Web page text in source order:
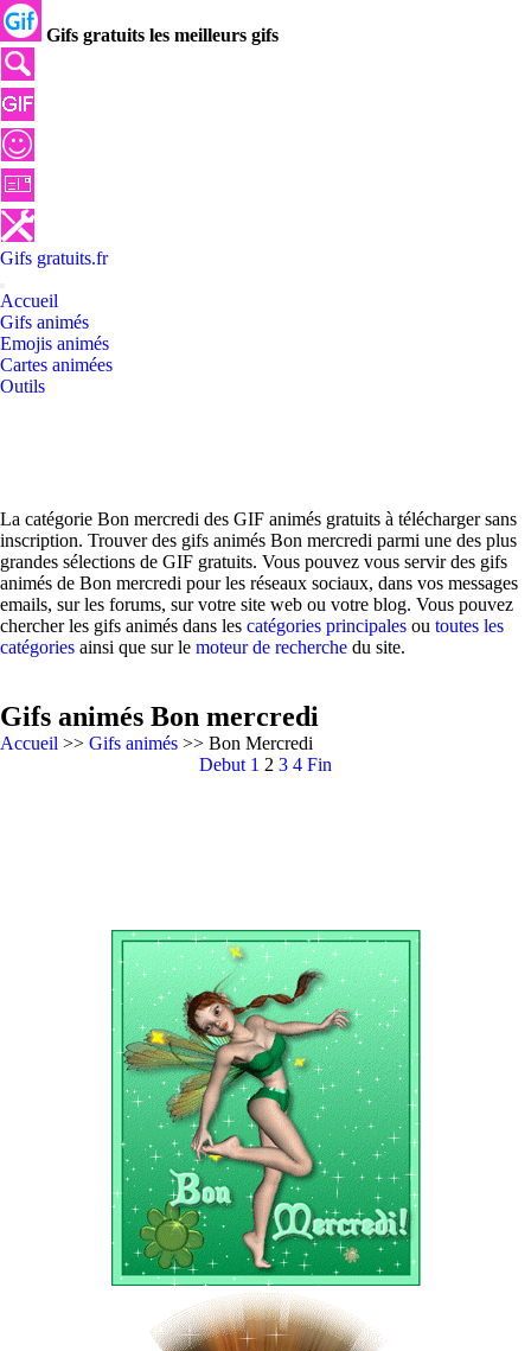
Gifs gratuits les meilleurs gifs
Gifs gratuits.fr
Accueil
Gifs animés
Emojis animés
Cartes animées
Outils
La catégorie Bon mercredi des GIF animés gratuits à télécharger sans
inscription. Trouver des gifs animés Bon mercredi parmi une des plus
grandes sélections de GIF gratuits. Vous pouvez vous servir des gifs
animés de Bon mercredi pour les réseaux sociaux, dans vos messages
emails, sur les forums, sur votre site web ou votre blog. Vous pouvez
chercher les gifs animés dans les catégories principales ou toutes les
catégories ainsi que sur le moteur de recherche du site.
Gifs animés Bon mercredi
Accueil >> Gifs animés >> Bon Mercredi
Debut 1 2 3 4 Fin